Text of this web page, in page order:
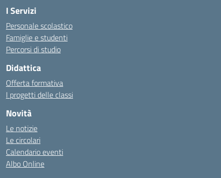
I Servizi
Personale scolastico
Famiglie e studenti
Percorsi di studio
Didattica
Offerta formativa
I progetti delle classi
Novità
Le notizie
Le circolari
Calendario eventi
Albo Online